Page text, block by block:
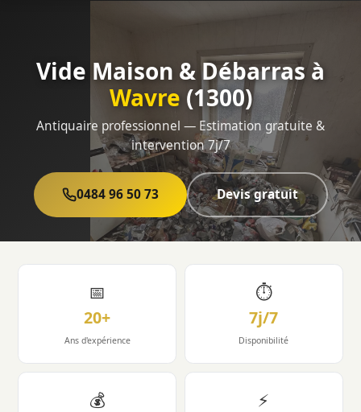
Vide Maison & Débarras à
Wavre (1300)
Antiquaire professionnel — Estimation gratuite &
intervention 7j/7
0484 96 50 73 Devis gratuit
📅
20+
Ans d'expérience
⏱
7j/7
Disponibilité
💰 ⚡